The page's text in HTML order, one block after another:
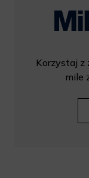
Korzystaj z
mile